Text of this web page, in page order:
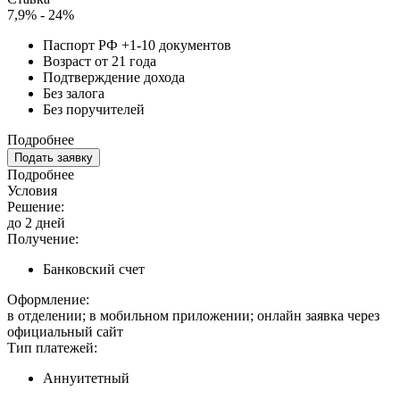
7,9% - 24%
Паспорт РФ +1-10 документов
Возраст от 21 года
Подтверждение дохода
Без залога
Без поручителей
Подробнее
Подать заявку
Подробнее
Условия
Решение:
до 2 дней
Получение:
Банковский счет
Оформление:
в отделении; в мобильном приложении; онлайн заявка через
официальный сайт
Тип платежей:
Аннуитетный